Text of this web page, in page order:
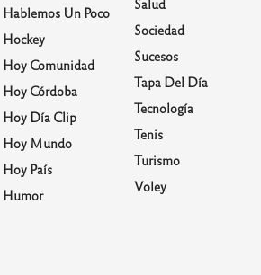
Hablemos Un Poco
Hockey
Hoy Comunidad
Hoy Córdoba
Hoy Día Clip
Hoy Mundo
Hoy País
Humor
Salud
Sociedad
Sucesos
Tapa Del Día
Tecnología
Tenis
Turismo
Voley